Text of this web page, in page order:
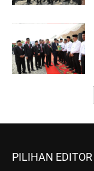
PILIHAN EDITOR